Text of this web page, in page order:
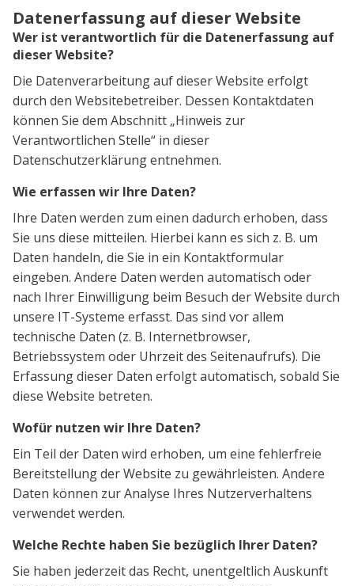
Datenerfassung auf dieser Website
Wer ist verantwortlich für die Datenerfassung auf
dieser Website?
Die Datenverarbeitung auf dieser Website erfolgt
durch den Websitebetreiber. Dessen Kontaktdaten
können Sie dem Abschnitt „Hinweis zur
Verantwortlichen Stelle“ in dieser
Datenschutzerklärung entnehmen.
Wie erfassen wir Ihre Daten?
Ihre Daten werden zum einen dadurch erhoben, dass
Sie uns diese mitteilen. Hierbei kann es sich z. B. um
Daten handeln, die Sie in ein Kontaktformular
eingeben. Andere Daten werden automatisch oder
nach Ihrer Einwilligung beim Besuch der Website durch
unsere IT-Systeme erfasst. Das sind vor allem
technische Daten (z. B. Internetbrowser,
Betriebssystem oder Uhrzeit des Seitenaufrufs). Die
Erfassung dieser Daten erfolgt automatisch, sobald Sie
diese Website betreten.
Wofür nutzen wir Ihre Daten?
Ein Teil der Daten wird erhoben, um eine fehlerfreie
Bereitstellung der Website zu gewährleisten. Andere
Daten können zur Analyse Ihres Nutzerverhaltens
verwendet werden.
Welche Rechte haben Sie bezüglich Ihrer Daten?
Sie haben jederzeit das Recht, unentgeltlich Auskunft